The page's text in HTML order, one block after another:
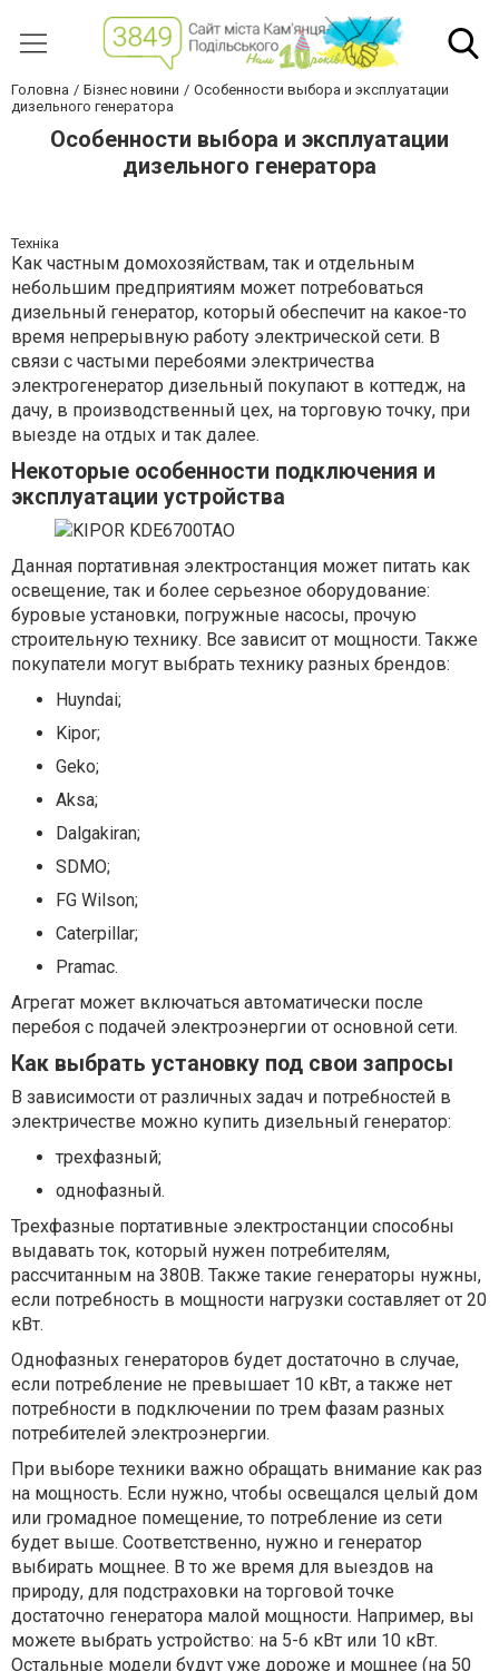
Головна Бізнес новини
Особенности выбора и эксплуатации
дизельного генератора
Особенности выбора и эксплуатации
дизельного генератора
Техніка
Как частным домохозяйствам, так и отдельным
небольшим предприятиям может потребоваться
дизельный генератор, который обеспечит на какое-то
время непрерывную работу электрической сети. В
связи с частыми перебоями электричества
электрогенератор дизельный покупают в коттедж, на
дачу, в производственный цех, на торговую точку, при
выезде на отдых и так далее.
Некоторые особенности подключения и
эксплуатации устройства
Данная портативная электростанция может питать как
освещение, так и более серьезное оборудование:
буровые установки, погружные насосы, прочую
строительную технику. Все зависит от мощности. Также
покупатели могут выбрать технику разных брендов:
Huyndai;
Kipor;
Geko;
Aksa;
Dalgakiran;
SDMO;
FG Wilson;
Caterpillar;
Pramac.
Агрегат может включаться автоматически после
перебоя с подачей электроэнергии от основной сети.
Как выбрать установку под свои запросы
В зависимости от различных задач и потребностей в
электричестве можно купить дизельный генератор:
трехфазный;
однофазный.
Трехфазные портативные электростанции способны
выдавать ток, который нужен потребителям,
рассчитанным на 380В. Также такие генераторы нужны,
если потребность в мощности нагрузки составляет от 20
кВт.
Однофазных генераторов будет достаточно в случае,
если потребление не превышает 10 кВт, а также нет
потребности в подключении по трем фазам разных
потребителей электроэнергии.
При выборе техники важно обращать внимание как раз
на мощность. Если нужно, чтобы освещался целый дом
или громадное помещение, то потребление из сети
будет выше. Соответственно, нужно и генератор
выбирать мощнее. В то же время для выездов на
природу, для подстраховки на торговой точке
достаточно генератора малой мощности. Например, вы
можете выбрать устройство: на 5-6 кВт или 10 кВт.
Остальные модели будут уже дороже и мощнее (на 50